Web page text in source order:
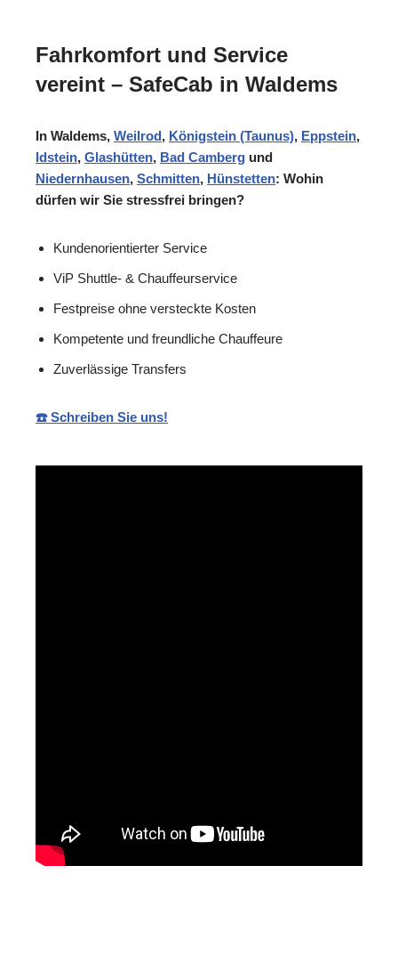
Fahrkomfort und Service
vereint – SafeCab in Waldems
In Waldems, Weilrod, Königstein (Taunus), Eppstein,
Idstein, Glashütten, Bad Camberg und
Niedernhausen, Schmitten, Hünstetten: Wohin
dürfen wir Sie stressfrei bringen?
Kundenorientierter Service
ViP Shuttle- & Chauffeurservice
Festpreise ohne versteckte Kosten
Kompetente und freundliche Chauffeure
Zuverlässige Transfers
☎️ Schreiben Sie uns!